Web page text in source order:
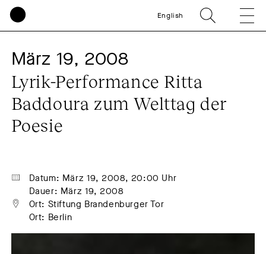
English
März 19, 2008
Lyrik-Performance Ritta
Baddoura zum Welttag der
Poesie
Datum: März 19, 2008, 20:00 Uhr
Dauer: März 19, 2008
Ort: Stiftung Brandenburger Tor
Ort: Berlin